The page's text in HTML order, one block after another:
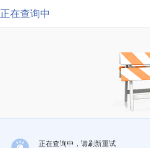
正在查询中
正在查询中，请刷新重试